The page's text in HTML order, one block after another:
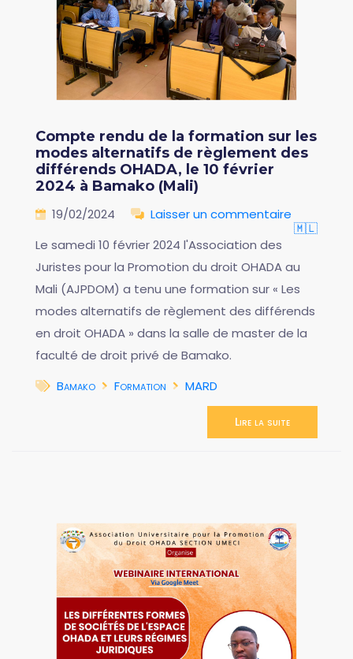
Compte rendu de la formation sur les
modes alternatifs de règlement des
différends OHADA, le 10 février
2024 à Bamako (Mali)
19/02/2024
Laisser un commentaire
🇲🇱
Le samedi 10 février 2024 l'Association des
Juristes pour la Promotion du droit OHADA au
Mali (AJPDOM) a tenu une formation sur « Les
modes alternatifs de règlement des différends
en droit OHADA » dans la salle de master de la
faculté de droit privé de Bamako.
Bamako
Formation MARD
Lire la suite